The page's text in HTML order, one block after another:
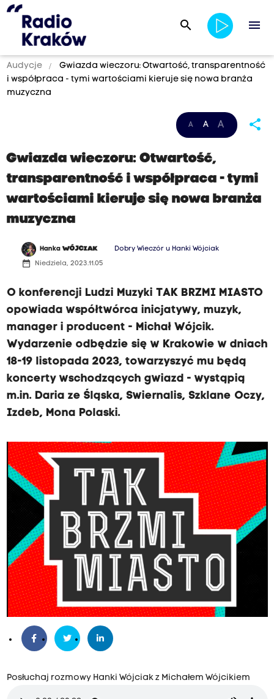
search menu
Audycje
Gwiazda wieczoru: Otwartość, transparentność
i współpraca - tymi wartościami kieruje się nowa branża
muzyczna
A A A share
Gwiazda wieczoru: Otwartość,
transparentność i współpraca - tymi
wartościami kieruje się nowa branża
muzyczna
HankaWÓJCIAK Dobry Wieczór u Hanki Wójciak
date_range Niedziela, 2023.11.05
O konferencji Ludzi Muzyki TAK BRZMI MIASTO
opowiada współtwórca inicjatywy, muzyk,
manager i producent - Michał Wójcik.
Wydarzenie odbędzie się w Krakowie w dniach
18-19 listopada 2023, towarzyszyć mu będą
koncerty wschodzących gwiazd - wystąpią
m.in. Daria ze Śląska, Swiernalis, Szklane Oczy,
Izdeb, Mona Polaski.
Posłuchaj rozmowy Hanki Wójciak z Michałem Wójcikiem